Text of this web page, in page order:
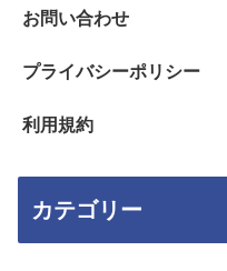
お問い合わせ
プライバシーポリシー
利用規約
カテゴリー